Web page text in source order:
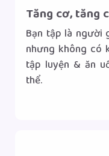
Tăng cơ, tăng
Bạn tập là người
nhưng không có
tập luyện & ăn
thể.